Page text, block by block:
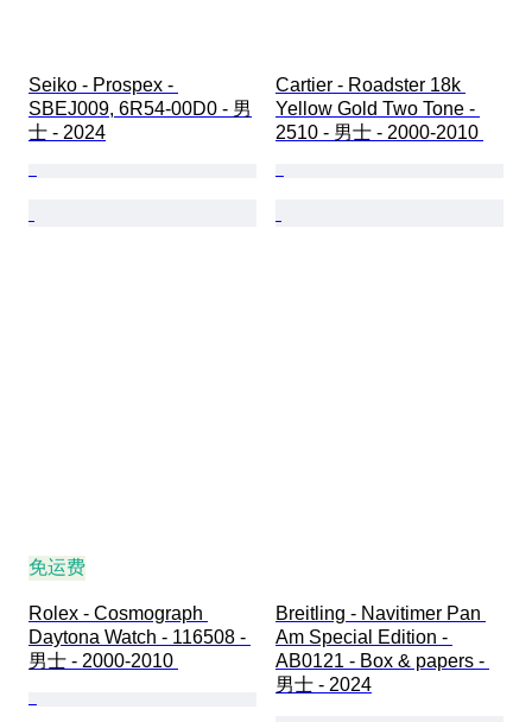
Seiko - Prospex -
SBEJ009, 6R54-00D0 - 男
士 - 2024
Cartier - Roadster 18k
Yellow Gold Two Tone -
2510 - 男士 - 2000-2010
免运费
Rolex - Cosmograph
Daytona Watch - 116508 -
男士 - 2000-2010
Breitling - Navitimer Pan
Am Special Edition -
AB0121 - Box & papers -
男士 - 2024